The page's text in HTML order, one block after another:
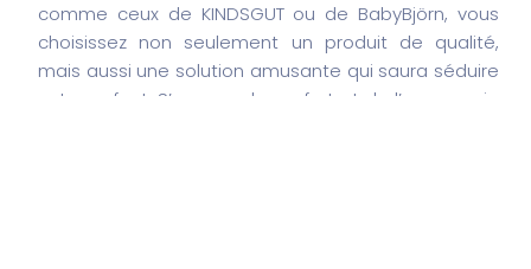
comme ceux de KINDSGUT ou de BabyBjörn, vous
choisissez non seulement un produit de qualité,
mais aussi une solution amusante qui saura séduire
votre enfant. S’assurer du confort et de l’ergonomie